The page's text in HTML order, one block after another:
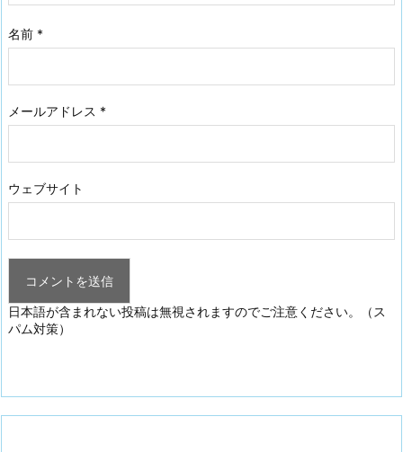
名前 *
メールアドレス *
ウェブサイト
日本語が含まれない投稿は無視されますのでご注意ください。（ス
パム対策）